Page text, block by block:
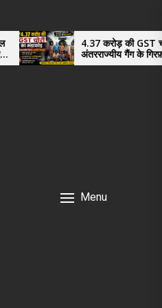
4.37 करोड़ की GST चोरी का भंडाफोड़,
अंतरराज्यीय गैंग के गिरफ़्तार तीनो आरोपी
नगर के, साइबर ठगी छोड़ अपनाया नया तरी
Menu